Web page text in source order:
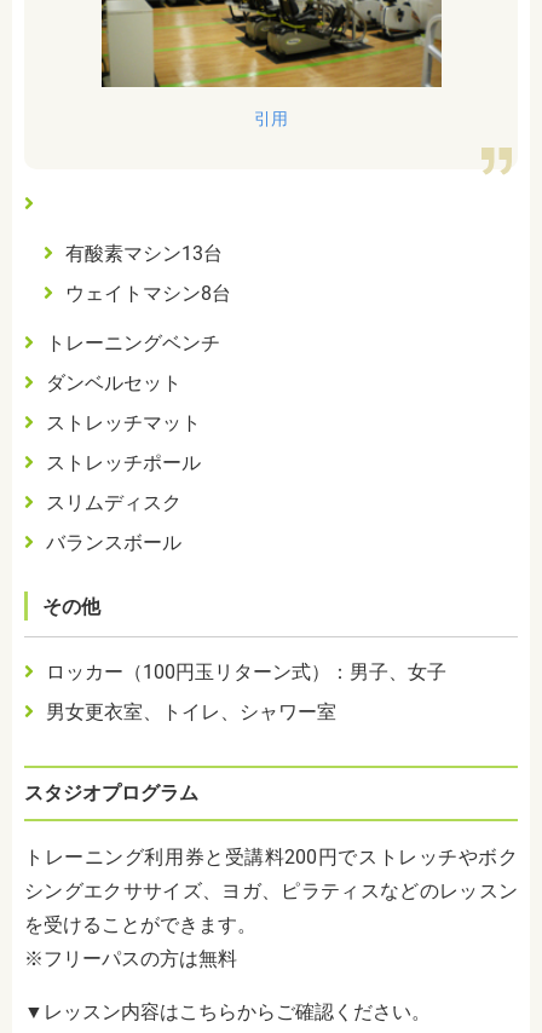
引用
有酸素マシン13台
ウェイトマシン8台
トレーニングベンチ
ダンベルセット
ストレッチマット
ストレッチポール
スリムディスク
バランスボール
その他
ロッカー（100円玉リターン式）：男子、女子
男女更衣室、トイレ、シャワー室
スタジオプログラム
トレーニング利用券と受講料200円でストレッチやボク
シングエクササイズ、ヨガ、ピラティスなどのレッスン
を受けることができます。
※フリーパスの方は無料
▼レッスン内容はこちらからご確認ください。